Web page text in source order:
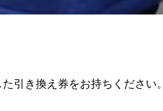
引き換え券をお持ちください。